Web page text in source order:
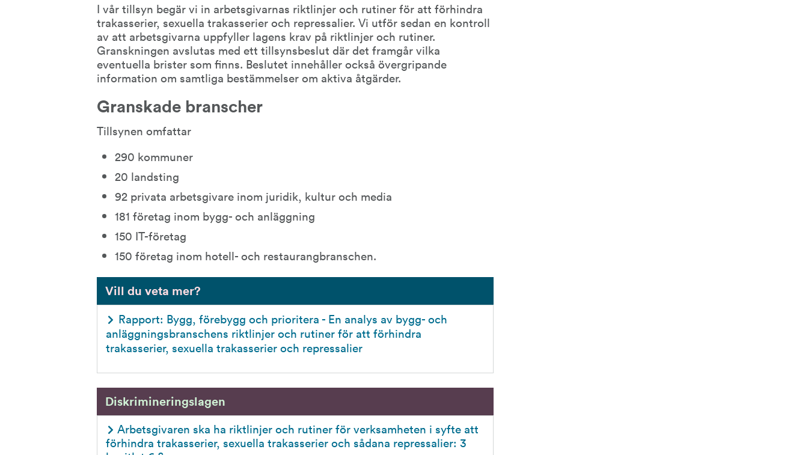
I vår tillsyn begär vi in arbetsgivarnas riktlinjer och rutiner för att förhindra
trakasserier, sexuella trakasserier och repressalier. Vi utför sedan en kontroll
av att arbetsgivarna uppfyller lagens krav på riktlinjer och rutiner.
Granskningen avslutas med ett tillsynsbeslut där det framgår vilka
eventuella brister som finns. Beslutet innehåller också övergripande
information om samtliga bestämmelser om aktiva åtgärder.
Granskade branscher
Tillsynen omfattar
290 kommuner
20 landsting
92 privata arbetsgivare inom juridik, kultur och media
181 företag inom bygg- och anläggning
150 IT-företag
150 företag inom hotell- och restaurangbranschen.
Vill du veta mer?
Rapport: Bygg, förebygg och prioritera - En analys av bygg- och
anläggningsbranschens riktlinjer och rutiner för att förhindra
trakasserier, sexuella trakasserier och repressalier
Diskrimineringslagen
Arbetsgivaren ska ha riktlinjer och rutiner för verksamheten i syfte att
förhindra trakasserier, sexuella trakasserier och sådana repressalier: 3